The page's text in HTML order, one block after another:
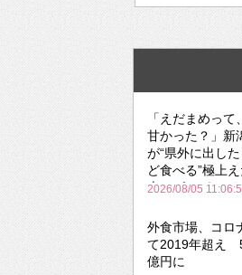
「えだまめって
甘かった？」新
が“県外に出し
ど食べる”極上
森のビアガーデ
2026/08/05
外食市場、コロ
て2019年超え
億円に